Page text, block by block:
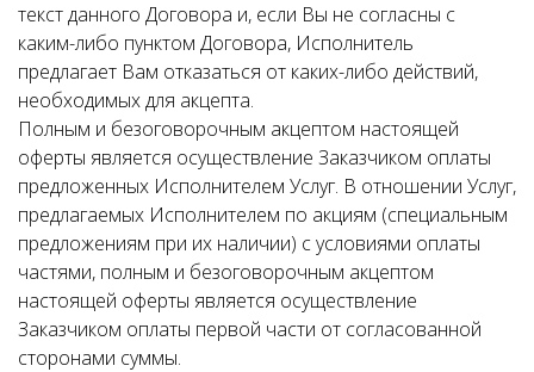
текст данного Договора и, если Вы не согласны с
каким-либо пунктом Договора, Исполнитель
предлагает Вам отказаться от каких-либо действий,
необходимых для акцепта.
Полным и безоговорочным акцептом настоящей
оферты является осуществление Заказчиком оплаты
предложенных Исполнителем Услуг. В отношении Услуг,
предлагаемых Исполнителем по акциям (специальным
предложениям при их наличии) с условиями оплаты
частями, полным и безоговорочным акцептом
настоящей оферты является осуществление
Заказчиком оплаты первой части от согласованной
сторонами суммы.